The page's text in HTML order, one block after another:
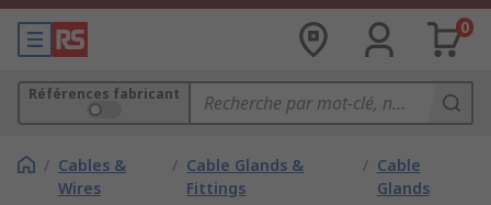
0
Références fabricant
/ Cables &
Wires
/ Cable Glands &
Fittings
/ Cable
Glands